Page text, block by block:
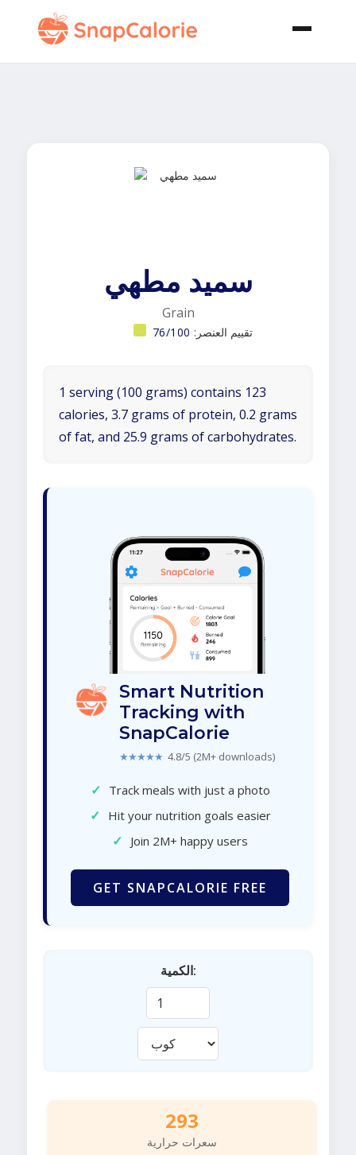
سميد مطهي
Grain
تقييم العنصر: 76/100
1 serving (100 grams) contains 123
calories, 3.7 grams of protein, 0.2 grams
of fat, and 25.9 grams of carbohydrates.
Smart Nutrition
Tracking with
SnapCalorie
★★★★★ 4.8/5 (2M+ downloads)
✓ Track meals with just a photo
✓ Hit your nutrition goals easier
✓ Join 2M+ happy users
GET SNAPCALORIE FREE
الكمية:
293
سعرات حرارية